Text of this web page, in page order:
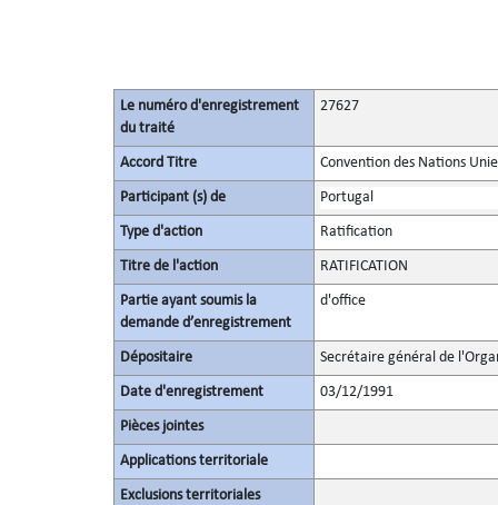
Le numéro d'enregistrement
du traité
27627
Accord Titre Convention des Nations
Participant (s) de Portugal
Type d'action Ratification
Titre de l'action RATIFICATION
Partie ayant soumis la
demande d’enregistrement
d'office
Dépositaire Secrétaire général de
Date d'enregistrement 03/12/1991
Pièces jointes
Applications territoriale
Exclusions territoriales